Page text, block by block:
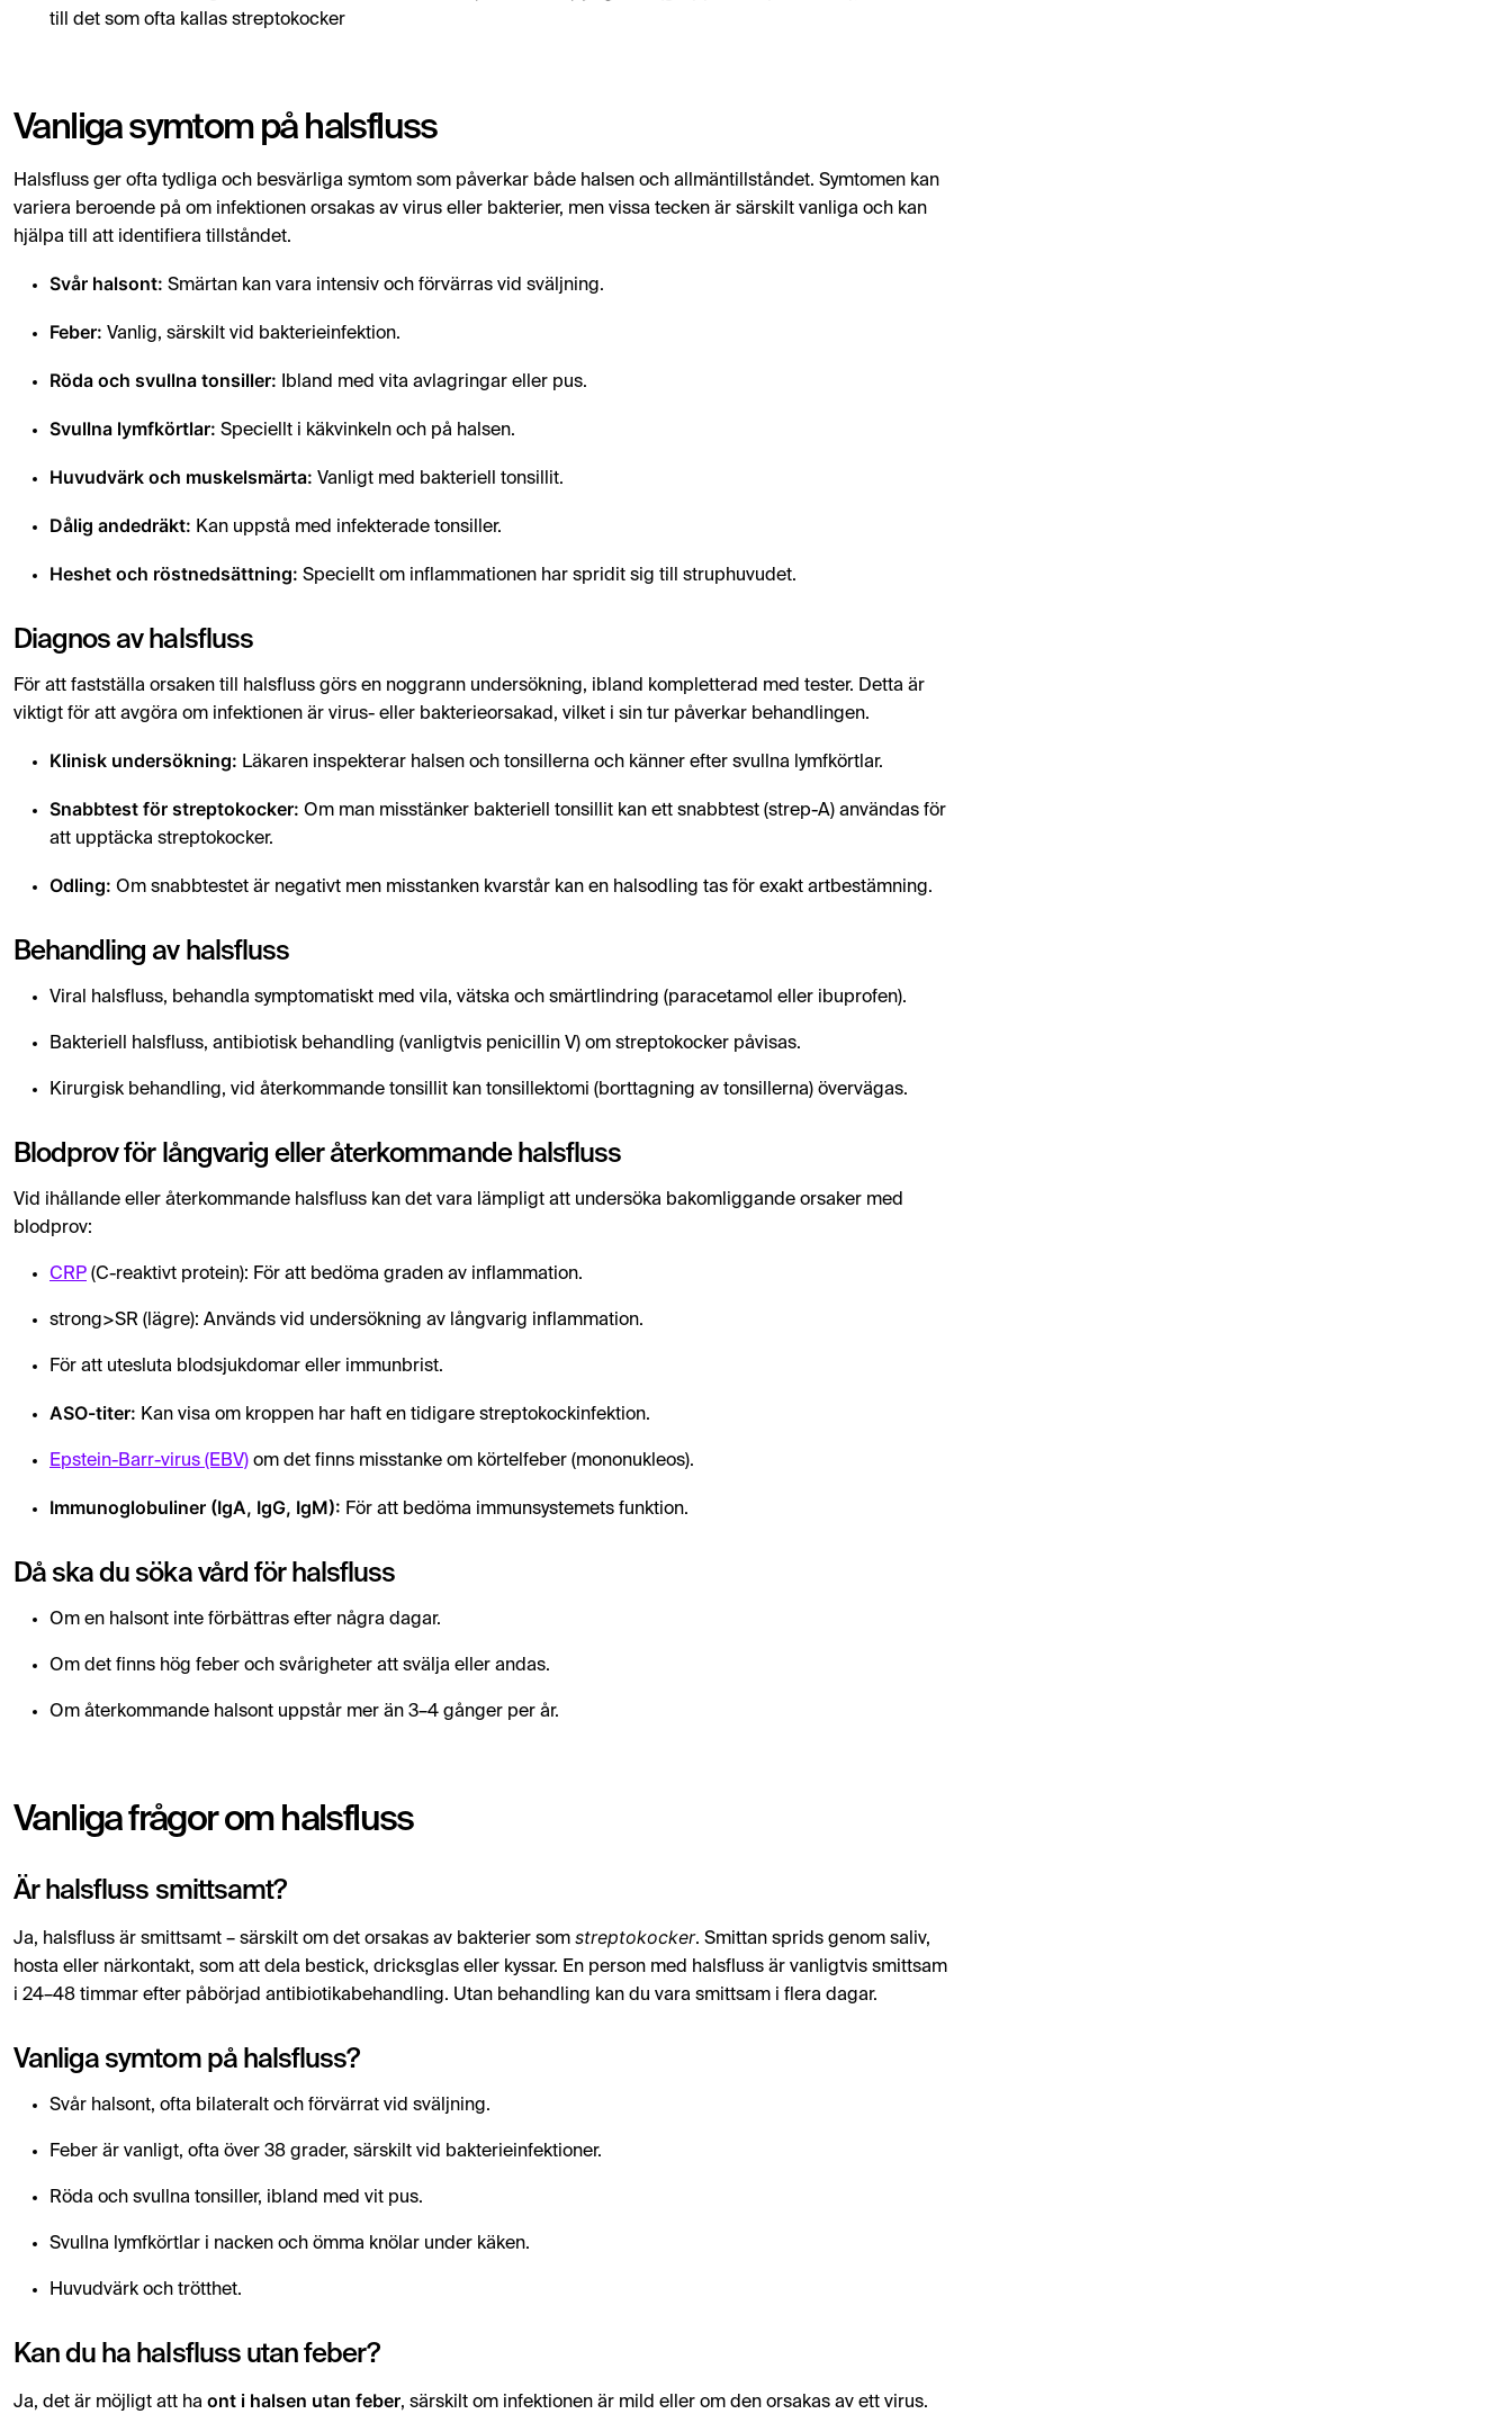
till det som ofta kallas streptokocker
Vanliga symtom på halsfluss
Halsfluss ger ofta tydliga och besvärliga symtom som påverkar både halsen och allmäntillståndet. Symtomen kan
variera beroende på om infektionen orsakas av virus eller bakterier, men vissa tecken är särskilt vanliga och kan
hjälpa till att identifiera tillståndet.
Svår halsont: Smärtan kan vara intensiv och förvärras vid sväljning.
Feber: Vanlig, särskilt vid bakterieinfektion.
Röda och svullna tonsiller: Ibland med vita avlagringar eller pus.
Svullna lymfkörtlar: Speciellt i käkvinkeln och på halsen.
Huvudvärk och muskelsmärta: Vanligt med bakteriell tonsillit.
Dålig andedräkt: Kan uppstå med infekterade tonsiller.
Heshet och röstnedsättning: Speciellt om inflammationen har spridit sig till struphuvudet.
Diagnos av halsfluss
För att fastställa orsaken till halsfluss görs en noggrann undersökning, ibland kompletterad med tester. Detta är
viktigt för att avgöra om infektionen är virus- eller bakterieorsakad, vilket i sin tur påverkar behandlingen.
Klinisk undersökning: Läkaren inspekterar halsen och tonsillerna och känner efter svullna lymfkörtlar.
Snabbtest för streptokocker: Om man misstänker bakteriell tonsillit kan ett snabbtest (strep-A) användas för
att upptäcka streptokocker.
Odling: Om snabbtestet är negativt men misstanken kvarstår kan en halsodling tas för exakt artbestämning.
Behandling av halsfluss
Viral halsfluss, behandla symptomatiskt med vila, vätska och smärtlindring (paracetamol eller ibuprofen).
Bakteriell halsfluss, antibiotisk behandling (vanligtvis penicillin V) om streptokocker påvisas.
Kirurgisk behandling, vid återkommande tonsillit kan tonsillektomi (borttagning av tonsillerna) övervägas.
Blodprov för långvarig eller återkommande halsfluss
Vid ihållande eller återkommande halsfluss kan det vara lämpligt att undersöka bakomliggande orsaker med
blodprov:
CRP (C-reaktivt protein): För att bedöma graden av inflammation.
strong>SR (lägre): Används vid undersökning av långvarig inflammation.
För att utesluta blodsjukdomar eller immunbrist.
ASO-titer: Kan visa om kroppen har haft en tidigare streptokockinfektion.
Epstein-Barr-virus (EBV) om det finns misstanke om körtelfeber (mononukleos).
Immunoglobuliner (IgA, IgG, IgM): För att bedöma immunsystemets funktion.
Då ska du söka vård för halsfluss
Om en halsont inte förbättras efter några dagar.
Om det finns hög feber och svårigheter att svälja eller andas.
Om återkommande halsont uppstår mer än 3–4 gånger per år.
Vanliga frågor om halsfluss
Är halsfluss smittsamt?
Ja, halsfluss är smittsamt – särskilt om det orsakas av bakterier som streptokocker. Smittan sprids genom saliv,
hosta eller närkontakt, som att dela bestick, dricksglas eller kyssar. En person med halsfluss är vanligtvis smittsam
i 24–48 timmar efter påbörjad antibiotikabehandling. Utan behandling kan du vara smittsam i flera dagar.
Vanliga symtom på halsfluss?
Svår halsont, ofta bilateralt och förvärrat vid sväljning.
Feber är vanligt, ofta över 38 grader, särskilt vid bakterieinfektioner.
Röda och svullna tonsiller, ibland med vit pus.
Svullna lymfkörtlar i nacken och ömma knölar under käken.
Huvudvärk och trötthet.
Kan du ha halsfluss utan feber?
Ja, det är möjligt att ha ont i halsen utan feber, särskilt om infektionen är mild eller om den orsakas av ett virus.